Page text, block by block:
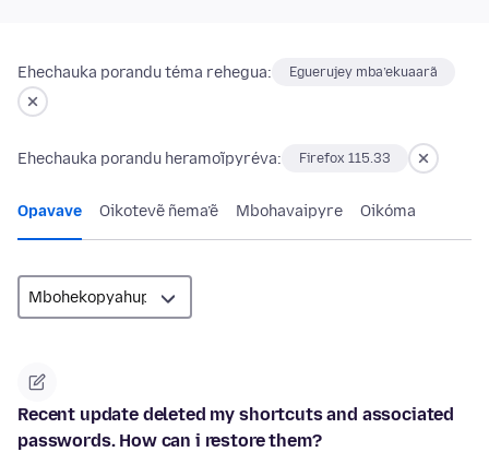
Ehechauka porandu téma rehegua: Eguerujey mba’ekuaarã
Ehechauka porandu heramoĩpyréva: Firefox 115.33
Opavave Oikotevẽ ñema’ẽ Mbohavaipyre Oikóma
Recent update deleted my shortcuts and associated
passwords. How can i restore them?